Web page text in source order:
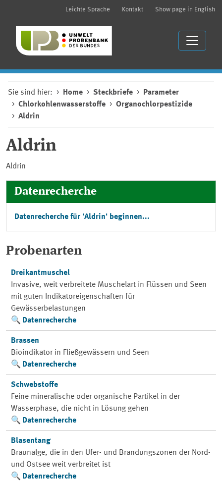
Leichte Sprache Kontakt Show page in English
Sie sind hier: Home Steckbriefe
Parameter
Chlorkohlenwasserstoffe
Organochlorpestizide
Aldrin
Aldrin
Aldrin
Datenrecherche
Datenrecherche für 'Aldrin' beginnen...
Probenarten
Dreikantmuschel
Invasive, weit verbreitete Muschelart in Flüssen und Seen
mit guten Indikatoreigenschaften für
Gewässerbelastungen
Datenrecherche
Brassen
Bioindikator in Fließgewässern und Seen
Datenrecherche
Schwebstoffe
Feine mineralische oder organische Partikel in der
Wasserphase, die nicht in Lösung gehen
Datenrecherche
Blasentang
Braunalge, die in den Ufer- und Brandungszonen der Nord-
und Ostsee weit verbreitet ist
Datenrecherche